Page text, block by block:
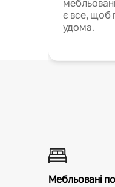
є все, щоб
удома.
Мебльовані